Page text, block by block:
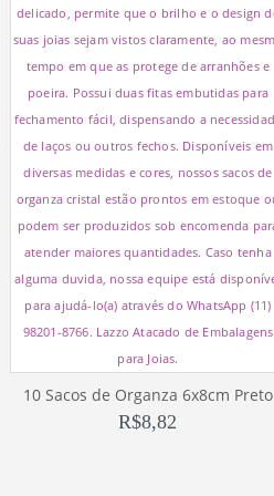
10 Sacos de Organza 6x8cm Preto
R$8,82